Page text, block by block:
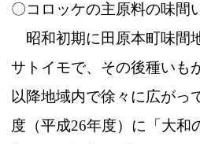
〇コロッケの主原料の味間
昭和初期に田原本町味間
サトイモで、その後種いも
以降地域内で徐々に広がっ
度（平成26年度）に「大和